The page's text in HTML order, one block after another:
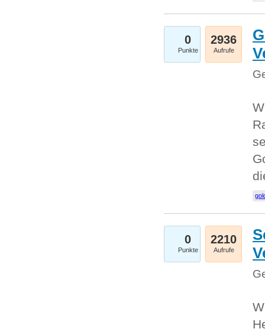
0
Punkte
2936
Aufrufe
0
Punkte
2210
Aufrufe